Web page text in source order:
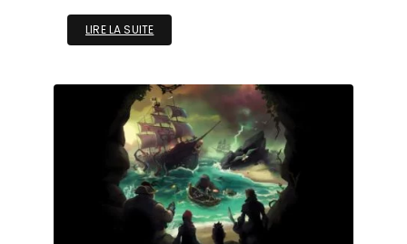
LIRE LA SUITE